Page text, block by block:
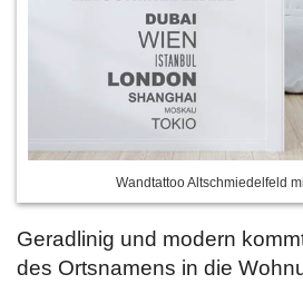
Wandtattoo Altschmiedelfeld
Geradlinig und modern
des Ortsnamens in die